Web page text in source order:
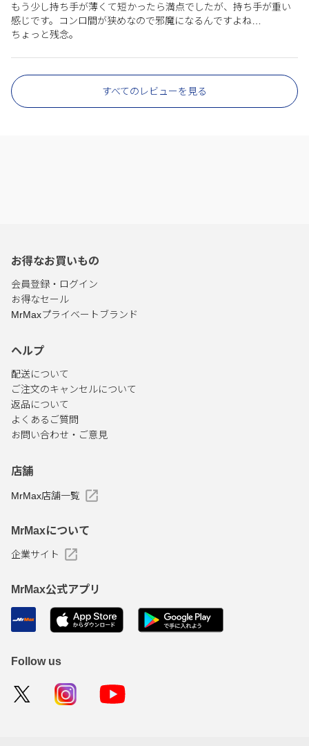
もう少し持ち手が薄くて短かったら満点でしたが、持ち手が重い
感じです。コンロ間が狭めなので邪魔になるんですよね…
ちょっと残念。
すべてのレビューを見る
お得なお買いもの
会員登録・ログイン
お得なセール
MrMaxプライベートブランド
ヘルプ
配送について
ご注文のキャンセルについて
返品について
よくあるご質問
お問い合わせ・ご意見
店舗
MrMax店舗一覧
MrMaxについて
企業サイト
MrMax公式アプリ
Follow us